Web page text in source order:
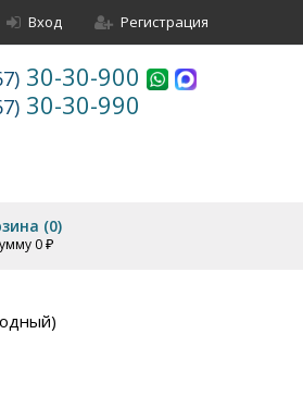
Вход Регистрация
30-30-900
30-30-990
(0)
0 ₽